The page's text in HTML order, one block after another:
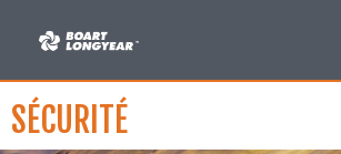
SÉCURITÉ